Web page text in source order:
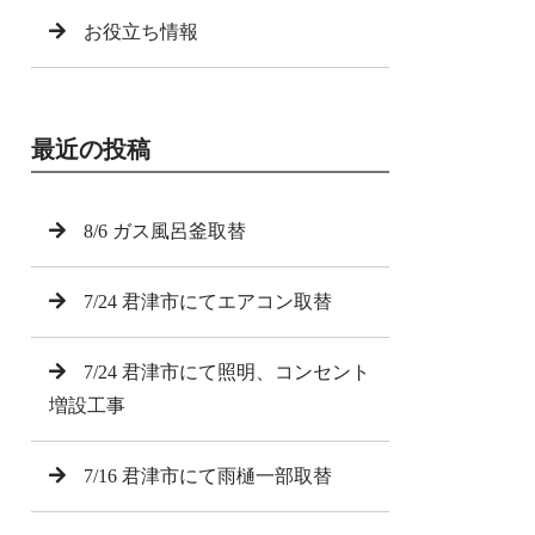
お役立ち情報
最近の投稿
8/6 ガス風呂釜取替
7/24 君津市にてエアコン取替
7/24 君津市にて照明、コンセント
増設工事
7/16 君津市にて雨樋一部取替